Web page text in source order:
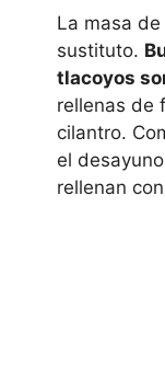
La masa
sustituto.
tlacoyos
rellenas de
cilantro.
el
rellenan